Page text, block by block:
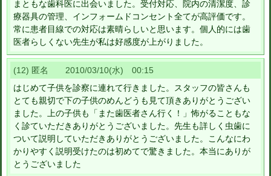
まともな歯科医に出会いました。受付対応、院内の清潔度、診
療器具の管理、インフォームドコンセント全てが高評価です。
常に患者目線での対応は素晴らしいと思います。個人的には歯
医者らしくない先生が私は好感度が上がりました。
(12) 匿名 2010/03/10(水) 00:15
はじめて子供を診察に連れて行きました。スタッフの皆さんも
とても親切で下の子供のめんどうも見て頂きありがとうござい
ました。上の子供も「また歯医者さん行く！」怖がることもな
く診ていただきありがとうございました。先生も詳しく虫歯に
ついて説明していただきありがとうございました。こんなにわ
かりやすく説明受けたのは初めてで驚きました。本当にありが
とうございました